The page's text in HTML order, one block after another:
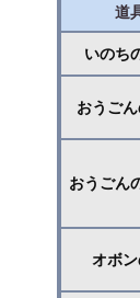
道
いのち
おうご
おうごん
オボ